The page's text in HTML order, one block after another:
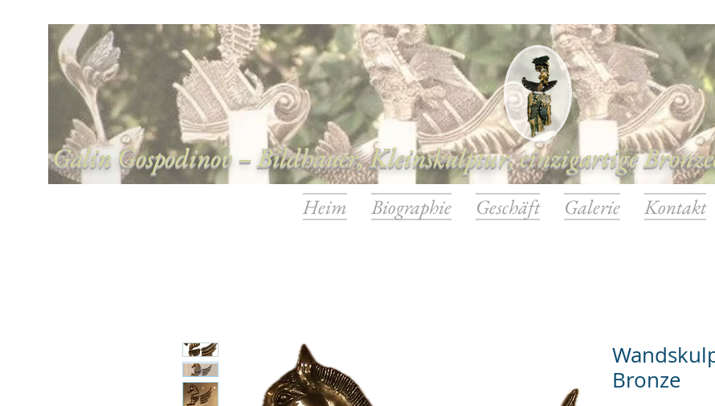
Galin Gospodinov – Bildhauer, Kleinskulptur, einzigartige
Heim Biographie Geschäft Galerie Kontakt
Bronze